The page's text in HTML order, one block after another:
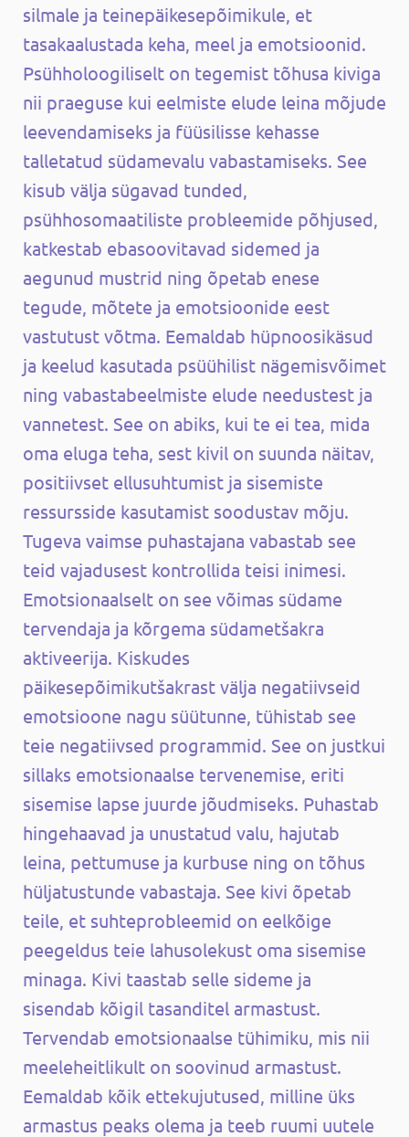
silmale ja teinepäikesepõimikule, et
tasakaalustada keha, meel ja emotsioonid.
Psühholoogiliselt on tegemist tõhusa kiviga
nii praeguse kui eelmiste elude leina mõjude
leevendamiseks ja füüsilisse kehasse
talletatud südamevalu vabastamiseks. See
kisub välja sügavad tunded,
psühhosomaatiliste probleemide põhjused,
katkestab ebasoovitavad sidemed ja
aegunud mustrid ning õpetab enese
tegude, mõtete ja emotsioonide eest
vastutust võtma. Eemaldab hüpnoosikäsud
ja keelud kasutada psüühilist nägemisvõimet
ning vabastabeelmiste elude needustest ja
vannetest. See on abiks, kui te ei tea, mida
oma eluga teha, sest kivil on suunda näitav,
positiivset ellusuhtumist ja sisemiste
ressursside kasutamist soodustav mõju.
Tugeva vaimse puhastajana vabastab see
teid vajadusest kontrollida teisi inimesi.
Emotsionaalselt on see võimas südame
tervendaja ja kõrgema südametšakra
aktiveerija. Kiskudes
päikesepõimikutšakrast välja negatiivseid
emotsioone nagu süütunne, tühistab see
teie negatiivsed programmid. See on justkui
sillaks emotsionaalse tervenemise, eriti
sisemise lapse juurde jõudmiseks. Puhastab
hingehaavad ja unustatud valu, hajutab
leina, pettumuse ja kurbuse ning on tõhus
hüljatustunde vabastaja. See kivi õpetab
teile, et suhteprobleemid on eelkõige
peegeldus teie lahusolekust oma sisemise
minaga. Kivi taastab selle sideme ja
sisendab kõigil tasanditel armastust.
Tervendab emotsionaalse tühimiku, mis nii
meeleheitlikult on soovinud armastust.
Eemaldab kõik ettekujutused, milline üks
armastus peaks olema ja teeb ruumi uutele